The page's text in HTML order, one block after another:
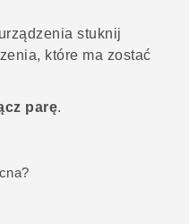
stuknij
które ma zostać
parę.